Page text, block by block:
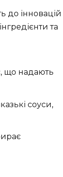
до інновацій
та
що надають
соуси,